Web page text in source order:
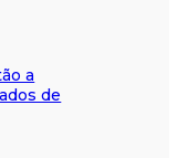
a
de